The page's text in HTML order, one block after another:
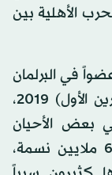
الأهلية بين
الانتخابات الأولى لاختيار 128 عضواً في البرلمان
منذ تفجر احتجاجات في أكتوبر (تشرين الأول) 2019،
بعض الأحيان
بمئات الألوف في دولة عدد سكانها 6 ملايين نسمة،